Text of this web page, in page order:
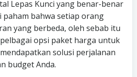
Lepas Kunci yang benar-benar
paham bahwa setiap orang
yang berbeda, oleh sebab itu
opsi paket harga untuk
solusi perjalanan
budget Anda.